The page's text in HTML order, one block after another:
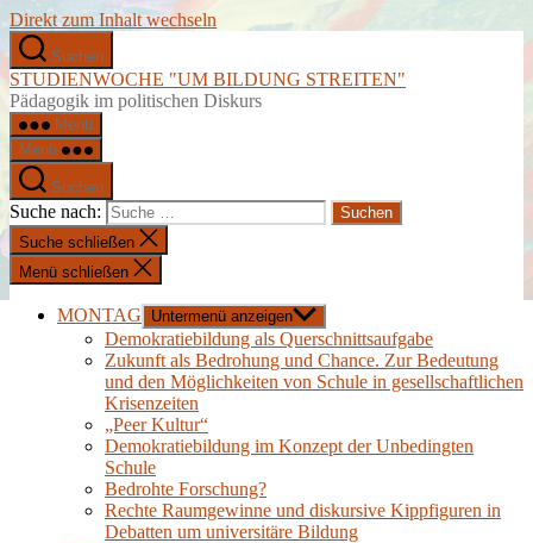
Direkt zum Inhalt wechseln
Suchen
STUDIENWOCHE "UM BILDUNG STREITEN"
Pädagogik im politischen Diskurs
Menü
Menü
Suchen
Suche nach:
Suche schließen
Menü schließen
MONTAG Untermenü anzeigen
Demokratiebildung als Querschnittsaufgabe
Zukunft als Bedrohung und Chance. Zur Bedeutung
und den Möglichkeiten von Schule in gesellschaftlichen
Krisenzeiten
„Peer Kultur“
Demokratiebildung im Konzept der Unbedingten
Schule
Bedrohte Forschung?
Rechte Raumgewinne und diskursive Kippfiguren in
Debatten um universitäre Bildung